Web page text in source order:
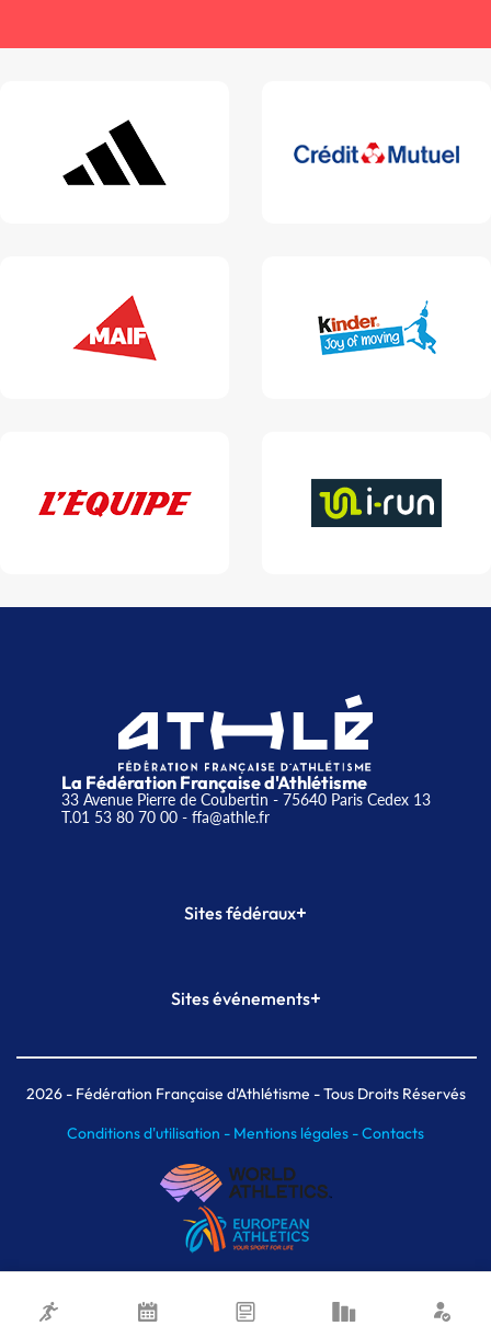
La Fédération Française d'Athlétisme
33 Avenue Pierre de Coubertin - 75640 Paris Cedex 13
T.01 53 80 70 00- ffa@athle.fr
Sites fédéraux+
Plateforme Formation
Sites événements+
Meeting de Paris indoor
MAIF Ekiden de Paris
2026- Fédération Française d'Athlétisme - Tous Droits Réservés
Conditions d'utilisation - Mentions légales -Contacts